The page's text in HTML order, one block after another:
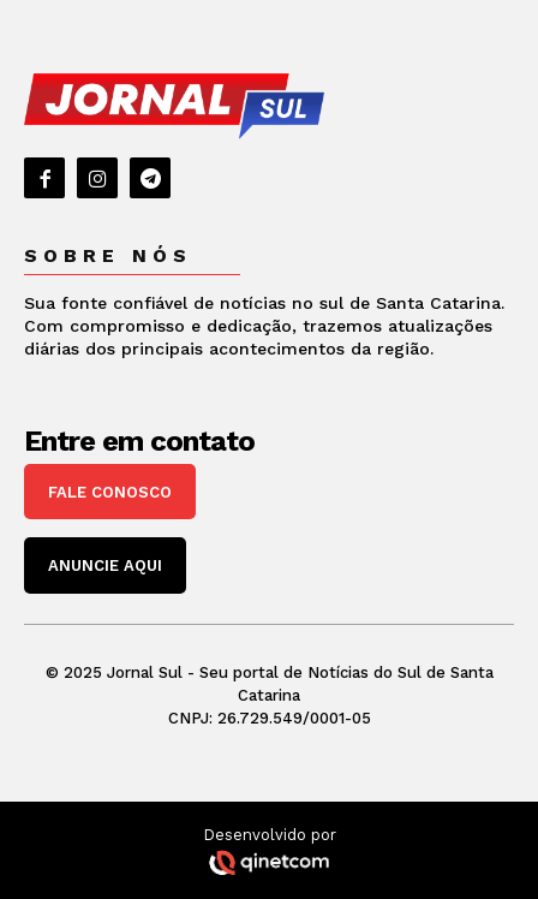
SOBRE NÓS
Sua fonte confiável de notícias no sul de Santa Catarina.
Com compromisso e dedicação, trazemos atualizações
diárias dos principais acontecimentos da região.
Entre em contato
FALE CONOSCO
ANUNCIE AQUI
© 2025 Jornal Sul - Seu portal de Notícias do Sul de Santa
Catarina
CNPJ: 26.729.549/0001-05
Desenvolvido por